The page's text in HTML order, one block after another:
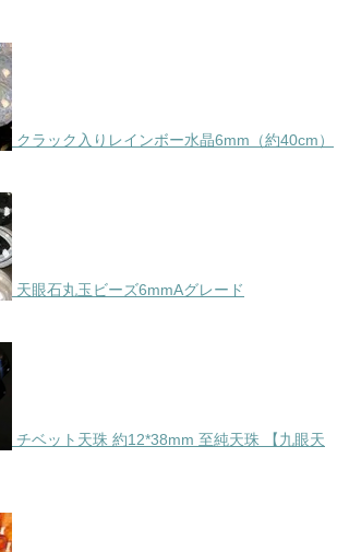
クラック入りレインボー水晶6mm（約40cm）
天眼石丸玉ビーズ6mmAグレード
チベット天珠 約12*38mm 至純天珠 【九眼天